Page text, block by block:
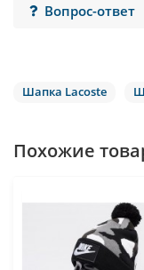
Вопрос-ответ
Шапка Lacoste
Похожие